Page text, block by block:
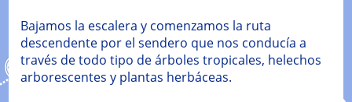
Bajamos la escalera y comenzamos la ruta
descendente por el sendero que nos conducía a
través de todo tipo de árboles tropicales, helechos
arborescentes y plantas herbáceas.